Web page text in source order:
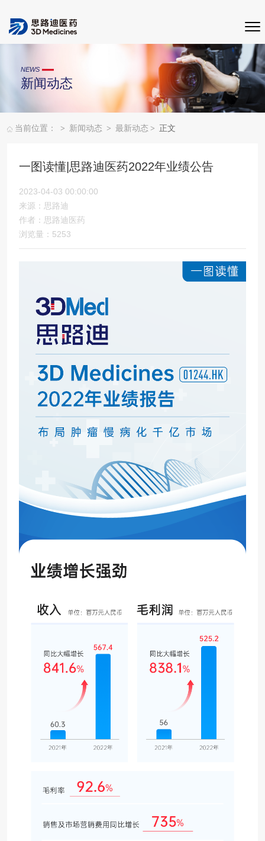
NEWS
新闻动态
当前位置： > 新闻动态 > 最新动态 > 正文
一图读懂|思路迪医药2022年业绩公告
2023-04-03 00:00:00
来源：思路迪
作者：思路迪医药
浏览量：5253